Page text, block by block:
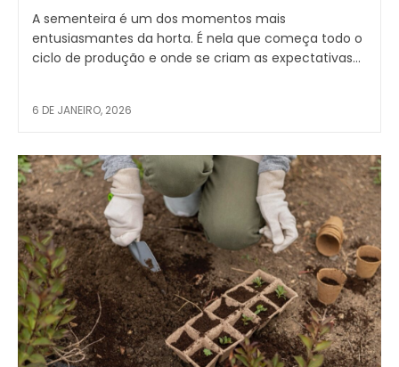
A sementeira é um dos momentos mais
entusiasmantes da horta. É nela que começa todo o
ciclo de produção e onde se criam as expectativas...
6 DE JANEIRO, 2026